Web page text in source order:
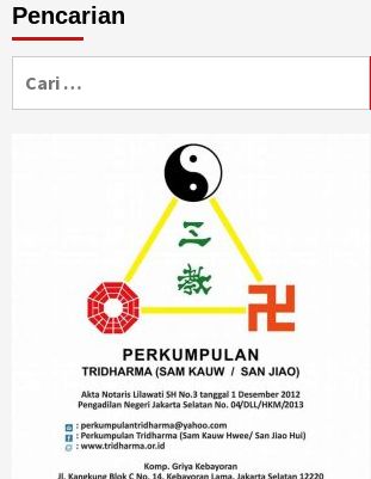
Pencarian
untuk: